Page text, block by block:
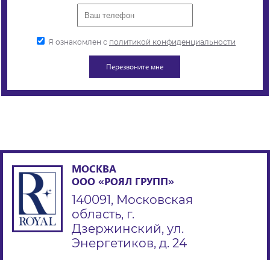
Я ознакомлен с политикой конфиденциальности
МОСКВА
ООО «РОЯЛ ГРУПП»
140091, Московская
область, г.
Дзержинский, ул.
Энергетиков, д. 24